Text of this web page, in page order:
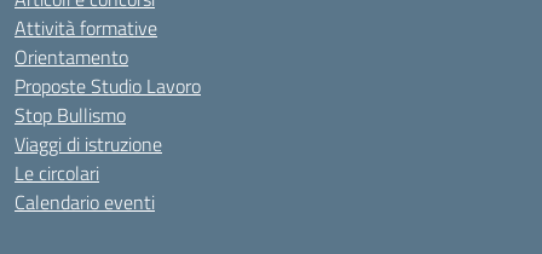
Attività formative
Orientamento
Proposte Studio Lavoro
Stop Bullismo
Viaggi di istruzione
Le circolari
Calendario eventi